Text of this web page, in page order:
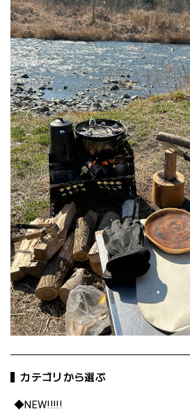
カテゴリから選ぶ
◆NEW!!!!!